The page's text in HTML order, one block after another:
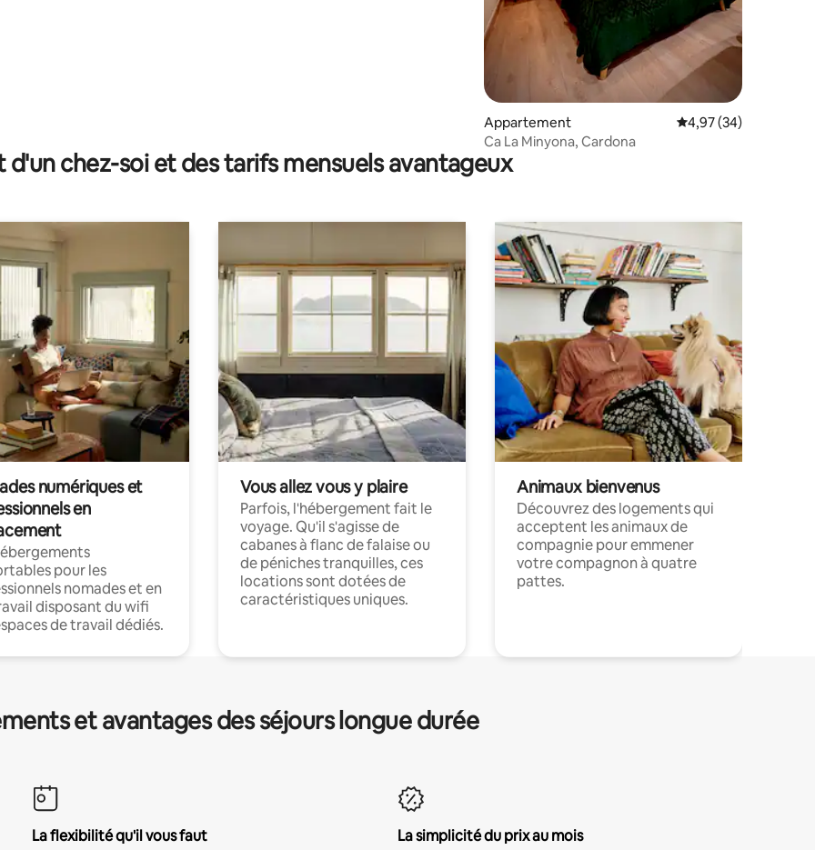
Appartement Évaluation moyenne
4,97 (34)
Ca La Minyona, Cardona
d'un chez-soi et des tarifs mensuels avantageux
numériques et
en
pour les
nomades et en
disposant du wifi
de travail dédiés.
Vous allez vous y plaire
Parfois, l'hébergement fait le
voyage. Qu'il s'agisse de
cabanes à flanc de falaise ou
de péniches tranquilles, ces
locations sont dotées de
caractéristiques uniques.
Animaux bienvenus
Découvrez des logements qui
acceptent les animaux de
compagnie pour emmener
votre compagnon à quatre
pattes.
et avantages des séjours longue durée
La flexibilité qu'il vous faut
La simplicité du prix au mois